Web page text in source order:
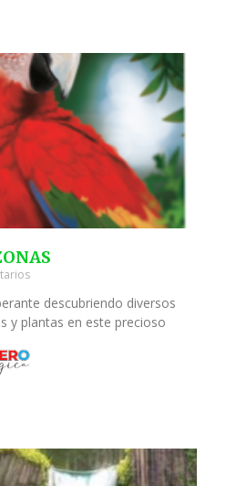
descubriendo diversos
y plantas en este precioso